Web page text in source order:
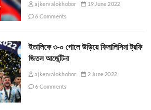
ajkervalokhobor
19 June 2022
6 Comments
ইতালিকে ৩-০ গোলে উড়িয়ে ফিনালিসিমা ট্রফি
জিতল আর্জেন্টিনা
ajkervalokhobor
2 June 2022
6 Comments